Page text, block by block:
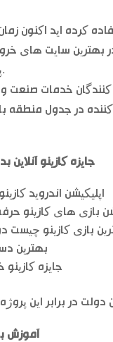
کرده اید اکنون
سایت های خروج
پیدا خواهد کرد.
بیش از 500 اینترنتی کازینو تامین
در جدول منطقه
جایزه کازینو آنلاین
اپلیکیشن اندروید کازینو
بازی های کازینو
بازی کازینو چیست
بهترین
جایزه
آموزش